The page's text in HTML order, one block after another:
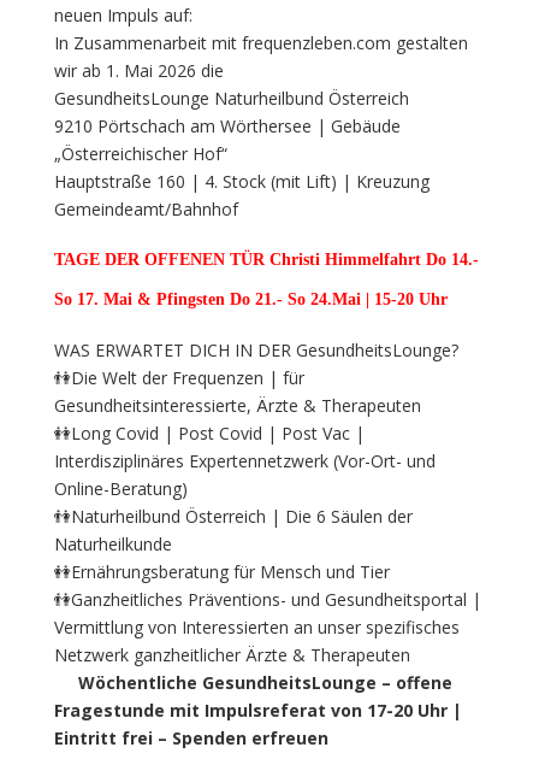
neuen Impuls auf:
In Zusammenarbeit mit frequenzleben.com gestalten
wir ab 1. Mai 2026 die
GesundheitsLounge Naturheilbund Österreich
9210 Pörtschach am Wörthersee | Gebäude
„Österreichischer Hof“
Hauptstraße 160 | 4. Stock (mit Lift) | Kreuzung
Gemeindeamt/Bahnhof
TAGE DER OFFENEN TÜR Christi Himmelfahrt Do 14.-
So 17. Mai & Pfingsten Do 21.- So 24.Mai | 15-20 Uhr
WAS ERWARTET DICH IN DER GesundheitsLounge?
👫Die Welt der Frequenzen | für
Gesundheitsinteressierte, Ärzte & Therapeuten
👭Long Covid | Post Covid | Post Vac |
Interdisziplinäres Expertennetzwerk (Vor-Ort- und
Online-Beratung)
👫Naturheilbund Österreich | Die 6 Säulen der
Naturheilkunde
👭Ernährungsberatung für Mensch und Tier
👫Ganzheitliches Präventions- und Gesundheitsportal |
Vermittlung von Interessierten an unser spezifisches
Netzwerk ganzheitlicher Ärzte & Therapeuten
Wöchentliche GesundheitsLounge – offene
Fragestunde mit Impulsreferat von 17-20 Uhr |
Eintritt frei – Spenden erfreueni |tlichen Ärzte &